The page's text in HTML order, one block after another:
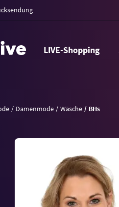
LIVE-Shopping
Damenmode Wäsche BHs